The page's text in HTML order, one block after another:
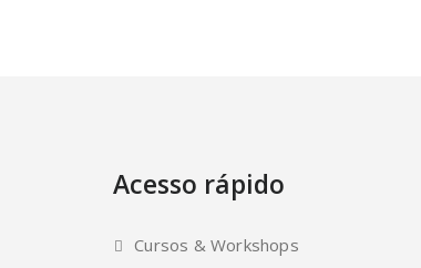
Acesso rápido
Cursos & Workshops